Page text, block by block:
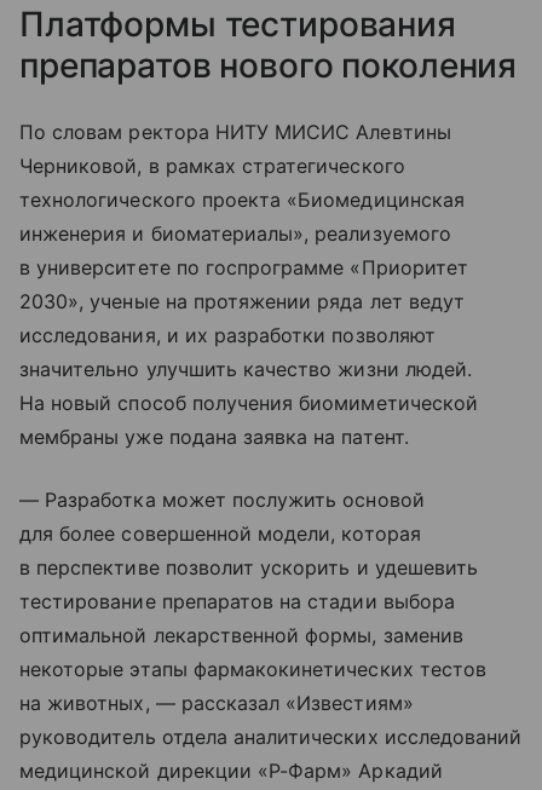
Платформы тестирования
препаратов нового поколения
По словам ректора НИТУ МИСИС Алевтины
Черниковой, в рамках стратегического
технологического проекта «Биомедицинская
инженерия и биоматериалы», реализуемого
в университете по госпрограмме «Приоритет
2030», ученые на протяжении ряда лет ведут
исследования, и их разработки позволяют
значительно улучшить качество жизни людей.
На новый способ получения биомиметической
мембраны уже подана заявка на патент.
— Разработка может послужить основой
для более совершенной модели, которая
в перспективе позволит ускорить и удешевить
тестирование препаратов на стадии выбора
оптимальной лекарственной формы, заменив
некоторые этапы фармакокинетических тестов
на животных, — рассказал «Известиям»
руководитель отдела аналитических исследований
медицинской дирекции «Р-Фарм» Аркадий